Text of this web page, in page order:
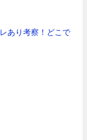
あり考察！どこで